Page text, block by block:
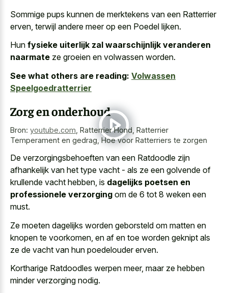
Sommige pups kunnen de merktekens van een Ratterrier
erven, terwijl andere meer op een Poedel lijken.
Hun fysieke uiterlijk zal waarschijnlijk veranderen
naarmate ze groeien en volwassen worden.
See what others are reading: Volwassen
Speelgoedratterrier
Zorg en onderhoud
Bron: youtube.com Ratterrier Hond, Ratterrier
Temperament en gedrag, Hoe voor Ratterriers te zorgen
De verzorgingsbehoeften van een Ratdoodle zijn
afhankelijk van het type vacht - als ze een golvende of
krullende vacht hebben, is dagelijks poetsen en
professionele verzorging om de 6 tot 8 weken een
must.
Ze moeten dagelijks worden geborsteld om matten en
knopen te voorkomen, en af en toe worden geknipt als
ze de vacht van hun poedelouder erven.
Kortharige Ratdoodles werpen meer, maar ze hebben
minder verzorging nodig.